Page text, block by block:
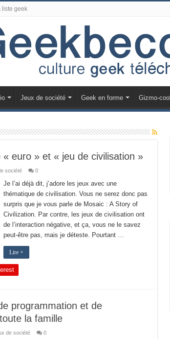
liste geek
Jeux de société Geek en forme Gizmo-cool
euro » et « jeu de civilisation »
société 0
Je l’ai déjà dit, j’adore les jeux avec une
thématique de civilisation. Vous ne serez donc pas
surpris que je vous parle de Mosaic : A Story of
Civilization. Par contre, les jeux de civilisation ont
de l’interaction négative, et ça, vous ne le savez
peut-être pas, mais je déteste. Pourtant …
Lire +
programmation et de
la famille
de société 0